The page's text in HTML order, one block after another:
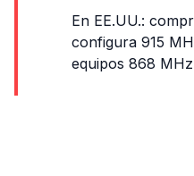
En EE.UU.:
configura 915
equipos 868